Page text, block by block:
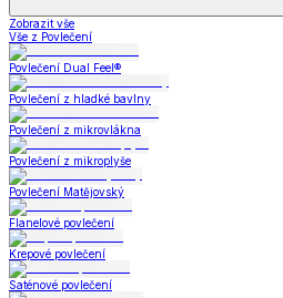
Zobrazit vše
Vše z Bytový textil
Deky a plédy
Deky a plédy